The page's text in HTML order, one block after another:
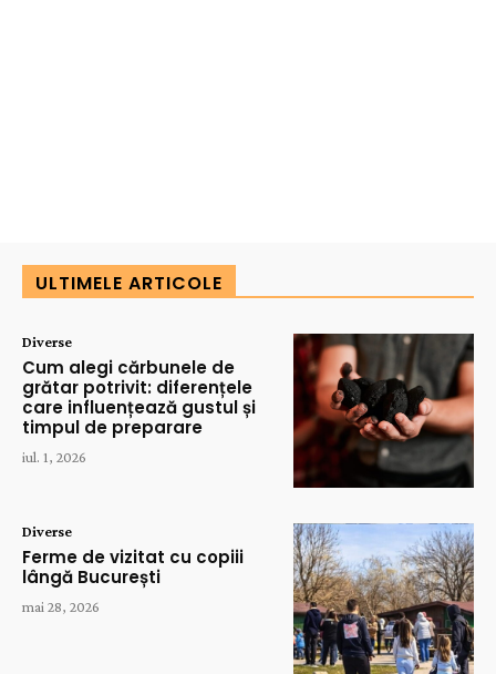
ULTIMELE ARTICOLE
Diverse
Cum alegi cărbunele de
grătar potrivit: diferențele
care influențează gustul și
timpul de preparare
iul. 1, 2026
Diverse
Ferme de vizitat cu copiii
lângă București
mai 28, 2026